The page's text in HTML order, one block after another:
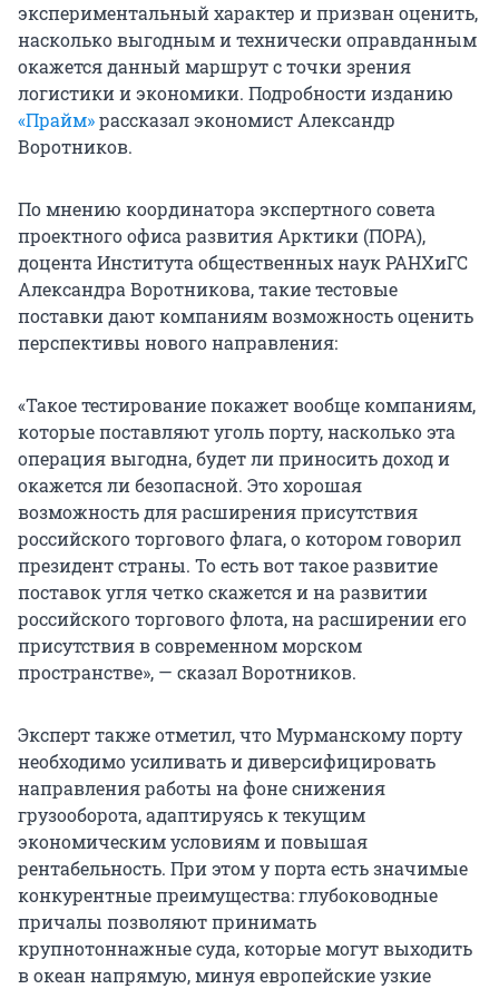
экспериментальный характер и призван оценить,
насколько выгодным и технически оправданным
окажется данный маршрут с точки зрения
логистики и экономики. Подробности изданию
«Прайм»рассказал экономист Александр
Воротников.
По мнению координатора экспертного совета
проектного офиса развития Арктики (ПОРА),
доцента Института общественных наук РАНХиГС
Александра Воротникова, такие тестовые
поставки дают компаниям возможность оценить
перспективы нового направления:
«Такое тестирование покажет вообще компаниям,
которые поставляют уголь порту, насколько эта
операция выгодна, будет ли приносить доход и
окажется ли безопасной. Это хорошая
возможность для расширения присутствия
российского торгового флага, о котором говорил
президент страны. То есть вот такое развитие
поставок угля четко скажется и на развитии
российского торгового флота, на расширении его
присутствия в современном морском
пространстве», — сказал Воротников.
Эксперт также отметил, что Мурманскому порту
необходимо усиливать и диверсифицировать
направления работы на фоне снижения
грузооборота, адаптируясь к текущим
экономическим условиям и повышая
рентабельность. При этом у порта есть значимые
конкурентные преимущества: глубоководные
причалы позволяют принимать
крупнотоннажные суда, которые могут выходить
в океан напрямую, минуя европейские узкие